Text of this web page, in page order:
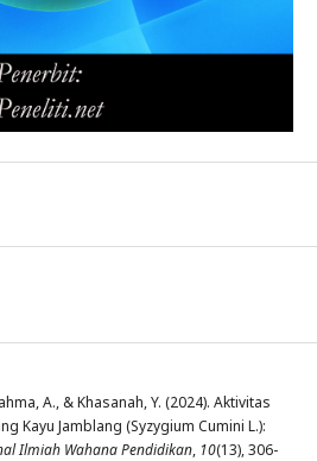
A., & Khasanah, Y. (2024). Aktivitas
Kayu Jamblang (Syzygium Cumini L.):
Ilmiah Wahana Pendidikan, 10(13), 306-